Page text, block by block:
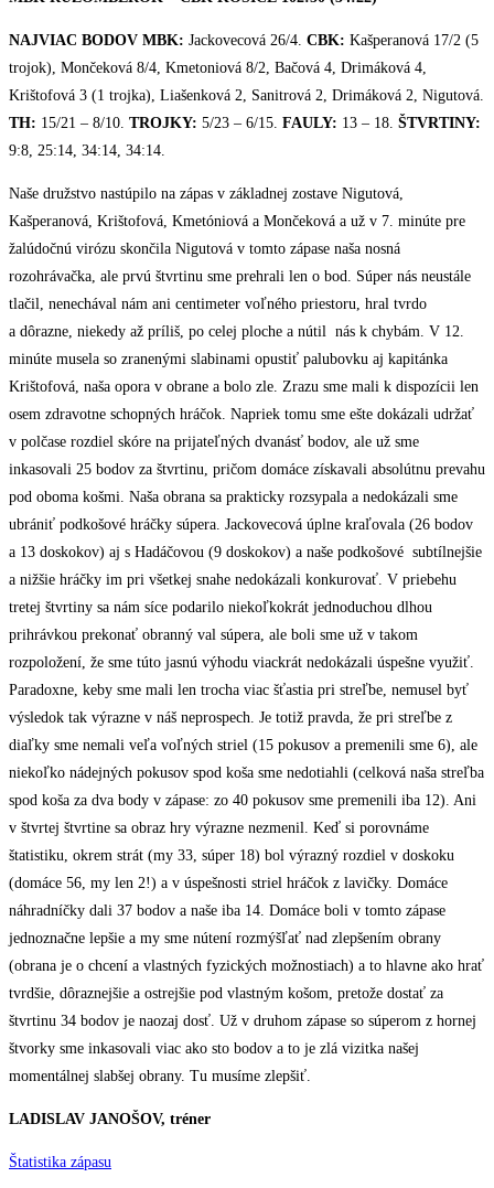
NAJVIAC BODOV MBK: Jackovecová 26/4. CBK: Kašperanová 17/2 (5
trojok), Mončeková 8/4, Kmetoniová 8/2, Bačová 4, Drimáková 4,
Krištofová 3 (1 trojka), Liašenková 2, Sanitrová 2, Drimáková 2, Nigutová.
TH: 15/21 – 8/10. TROJKY: 5/23 – 6/15. FAULY: 13 – 18. ŠTVRTINY:
9:8, 25:14, 34:14, 34:14.
Naše družstvo nastúpilo na zápas v základnej zostave Nigutová,
Kašperanová, Krištofová, Kmetóniová a Mončeková a už v 7. minúte pre
žalúdočnú virózu skončila Nigutová v tomto zápase naša nosná
rozohrávačka, ale prvú štvrtinu sme prehrali len o bod. Súper nás neustále
tlačil, nenechával nám ani centimeter voľného priestoru, hral tvrdo
a dôrazne, niekedy až príliš, po celej ploche a nútil nás k chybám. V 12.
minúte musela so zranenými slabinami opustiť palubovku aj kapitánka
Krištofová, naša opora v obrane a bolo zle. Zrazu sme mali k dispozícii len
osem zdravotne schopných hráčok. Napriek tomu sme ešte dokázali udržať
v polčase rozdiel skóre na prijateľných dvanásť bodov, ale už sme
inkasovali 25 bodov za štvrtinu, pričom domáce získavali absolútnu prevahu
pod oboma košmi. Naša obrana sa prakticky rozsypala a nedokázali sme
ubrániť podkošové hráčky súpera. Jackovecová úplne kraľovala (26 bodov
a 13 doskokov) aj s Hadáčovou (9 doskokov) a naše podkošové subtílnejšie
a nižšie hráčky im pri všetkej snahe nedokázali konkurovať. V priebehu
tretej štvrtiny sa nám síce podarilo niekoľkokrát jednoduchou dlhou
prihrávkou prekonať obranný val súpera, ale boli sme už v takom
rozpoložení, že sme túto jasnú výhodu viackrát nedokázali úspešne využiť.
Paradoxne, keby sme mali len trocha viac šťastia pri streľbe, nemusel byť
výsledok tak výrazne v náš neprospech. Je totiž pravda, že pri streľbe z
diaľky sme nemali veľa voľných striel (15 pokusov a premenili sme 6), ale
niekoľko nádejných pokusov spod koša sme nedotiahli (celková naša streľba
spod koša za dva body v zápase: zo 40 pokusov sme premenili iba 12). Ani
v štvrtej štvrtine sa obraz hry výrazne nezmenil. Keď si porovnáme
štatistiku, okrem strát (my 33, súper 18) bol výrazný rozdiel v doskoku
(domáce 56, my len 2!) a v úspešnosti striel hráčok z lavičky. Domáce
náhradníčky dali 37 bodov a naše iba 14. Domáce boli v tomto zápase
jednoznačne lepšie a my sme nútení rozmýšľať nad zlepšením obrany
(obrana je o chcení a vlastných fyzických možnostiach) a to hlavne ako hrať
tvrdšie, dôraznejšie a ostrejšie pod vlastným košom, pretože dostať za
štvrtinu 34 bodov je naozaj dosť. Už v druhom zápase so súperom z hornej
štvorky sme inkasovali viac ako sto bodov a to je zlá vizitka našej
momentálnej slabšej obrany. Tu musíme zlepšiť.
LADISLAV JANOŠOV, tréner
Štatistika zápasu